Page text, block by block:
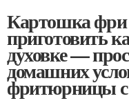
Картошка фри
приготовить
духовке —
домашних
фритюрницы